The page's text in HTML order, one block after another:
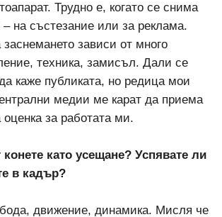
Трудно е, когато се снима
на състезание или за реклама.
зависи от много
техника, замисъл. Дали се
каже публиката, но редица мои
медии ме карат да приема
оценка за работата ми.
като усещане? Успявате ли
в кадър?
движение, динамика. Мисля че